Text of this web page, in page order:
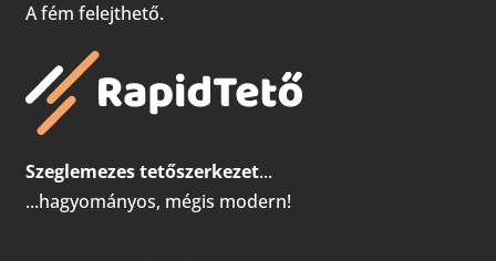
A fém felejthető.
Szeglemezes tetőszerkezet...
...hagyományos, mégis modern!